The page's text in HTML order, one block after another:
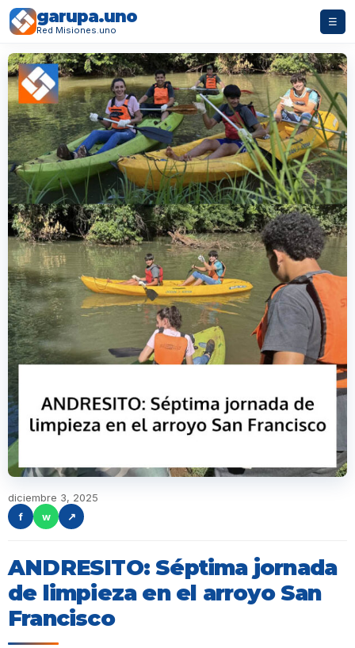
garupa.uno
Red Misiones.uno
☰
diciembre 3, 2025
f
w ↗
ANDRESITO: Séptima jornada
de limpieza en el arroyo San
Francisco